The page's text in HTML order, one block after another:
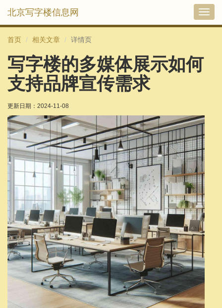
切
北京写字楼信息网
首页 相关文章 详情页
写字楼的多媒体展示如何
支持品牌宣传需求
更新日期： 2024-11-08